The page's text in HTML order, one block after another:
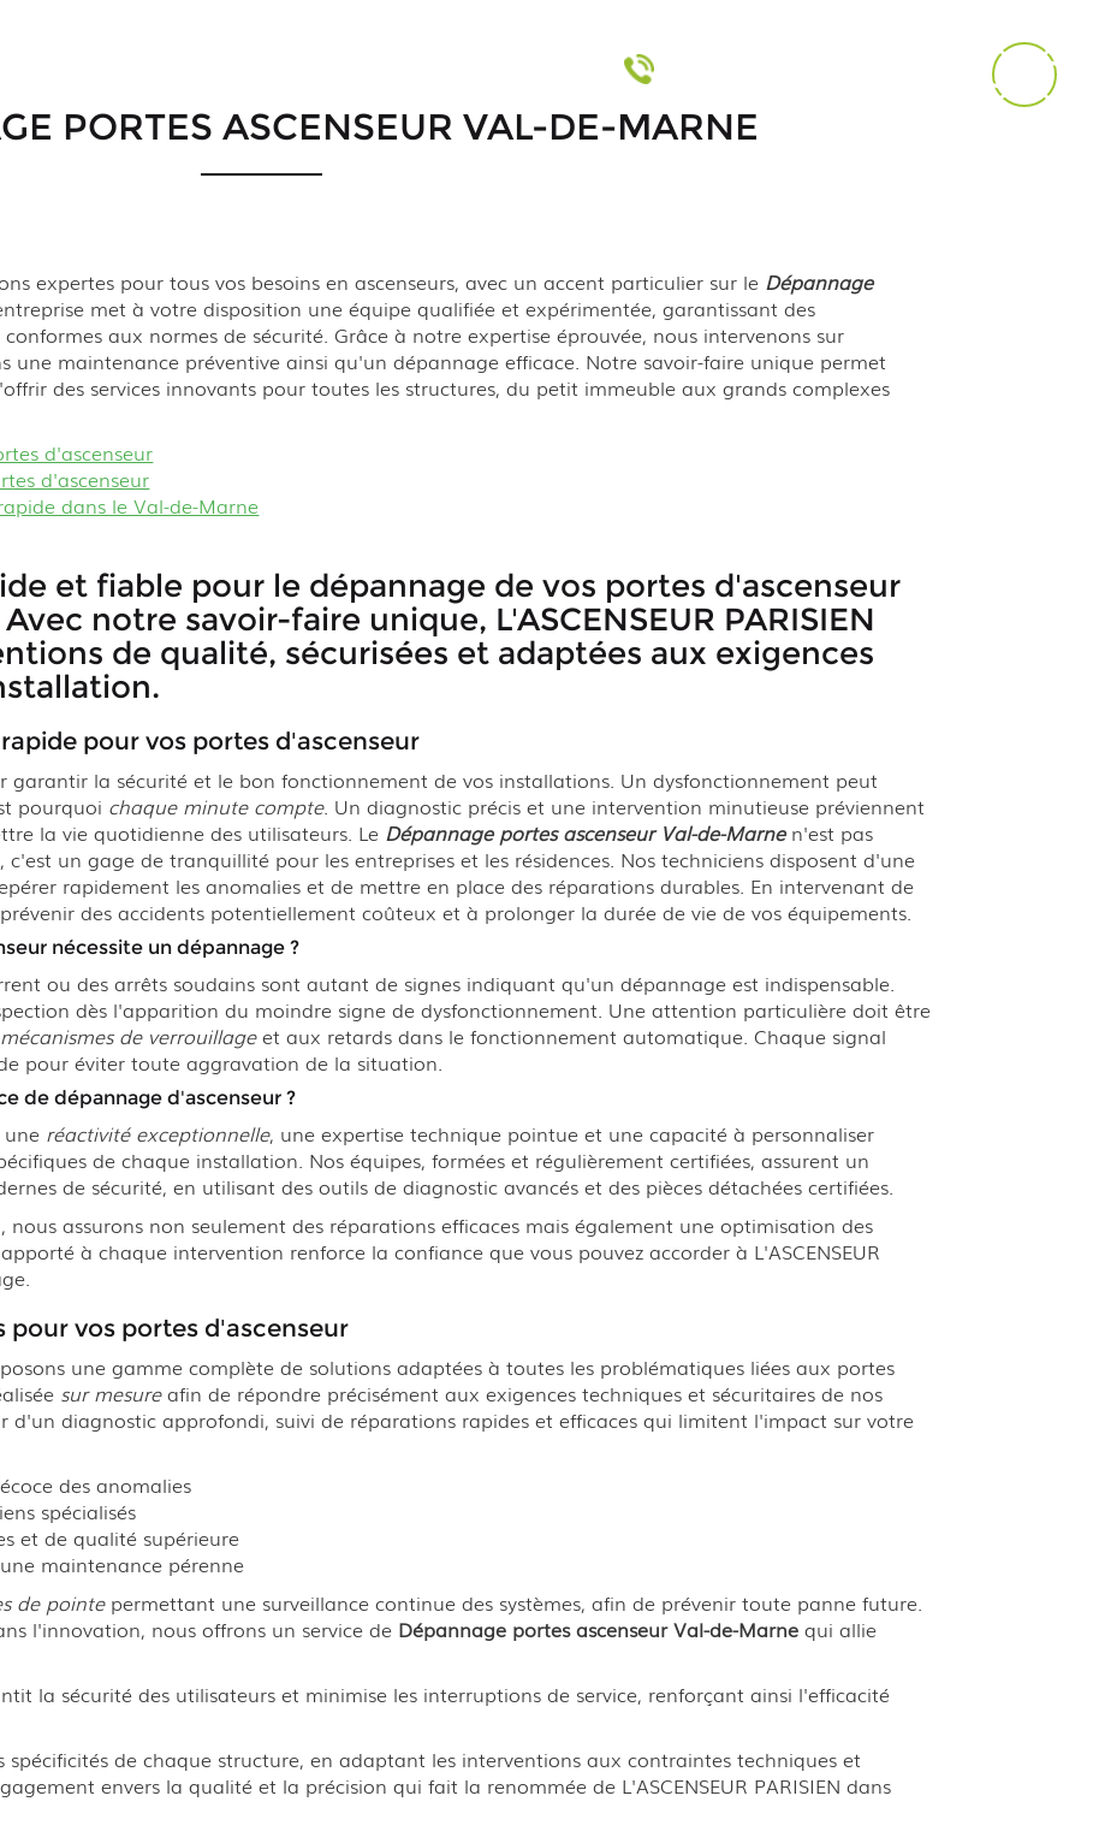
PORTES ASCENSEUR VAL-DE-MARNE
expertes pour tous vos besoins en ascenseurs, avec un accent particulier sur le Dépannage
met à votre disposition une équipe qualifiée et expérimentée, garantissant des
aux normes de sécurité. Grâce à notre expertise éprouvée, nous intervenons sur
une maintenance préventive ainsi qu'un dépannage efficace. Notre savoir-faire unique permet
des services innovants pour toutes les structures, du petit immeuble aux grands complexes
d'ascenseur
d'ascenseur
dans le Val-de-Marne
et fiable pour le dépannage de vos portes d'ascenseur
notre savoir-faire unique, L'ASCENSEUR PARISIEN
de qualité, sécurisées et adaptées aux exigences
pour vos portes d'ascenseur
garantir la sécurité et le bon fonctionnement de vos installations. Un dysfonctionnement peut
pourquoi chaque minute compte. Un diagnostic précis et une intervention minutieuse préviennent
la vie quotidienne des utilisateurs. Le Dépannage portes ascenseur Val-de-Marnen'est pas
un gage de tranquillité pour les entreprises et les résidences. Nos techniciens disposent d'une
rapidement les anomalies et de mettre en place des réparations durables. En intervenant de
des accidents potentiellement coûteux et à prolonger la durée de vie de vos équipements.
nécessite un dépannage ?
ou des arrêts soudains sont autant de signes indiquant qu'un dépannage est indispensable.
dès l'apparition du moindre signe de dysfonctionnement. Une attention particulière doit être
mécanismes de verrouillageet aux retards dans le fonctionnement automatique. Chaque signal
pour éviter toute aggravation de la situation.
de dépannage d'ascenseur ?
une réactivité exceptionnelle, une expertise technique pointue et une capacité à personnaliser
de chaque installation. Nos équipes, formées et régulièrement certifiées, assurent un
de sécurité, en utilisant des outils de diagnostic avancés et des pièces détachées certifiées.
assurons non seulement des réparations efficaces mais également une optimisation des
à chaque intervention renforce la confiance que vous pouvez accorder à L'ASCENSEUR
pour vos portes d'ascenseur
une gamme complète de solutions adaptées à toutes les problématiques liées aux portes
sur mesureafin de répondre précisément aux exigences techniques et sécuritaires de nos
d'un diagnostic approfondi, suivi de réparations rapides et efficaces qui limitent l'impact sur votre
des anomalies
spécialisés
et de qualité supérieure
maintenance pérenne
de pointepermettant une surveillance continue des systèmes, afin de prévenir toute panne future.
l'innovation, nous offrons un service de Dépannage portes ascenseur Val-de-Marne qui allie
la sécurité des utilisateurs et minimise les interruptions de service, renforçant ainsi l'efficacité
de chaque structure, en adaptant les interventions aux contraintes techniques et
envers la qualité et la précision qui fait la renommée de L'ASCENSEUR PARISIEN dans